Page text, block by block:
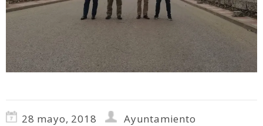
28 mayo, 2018
Ayuntamiento